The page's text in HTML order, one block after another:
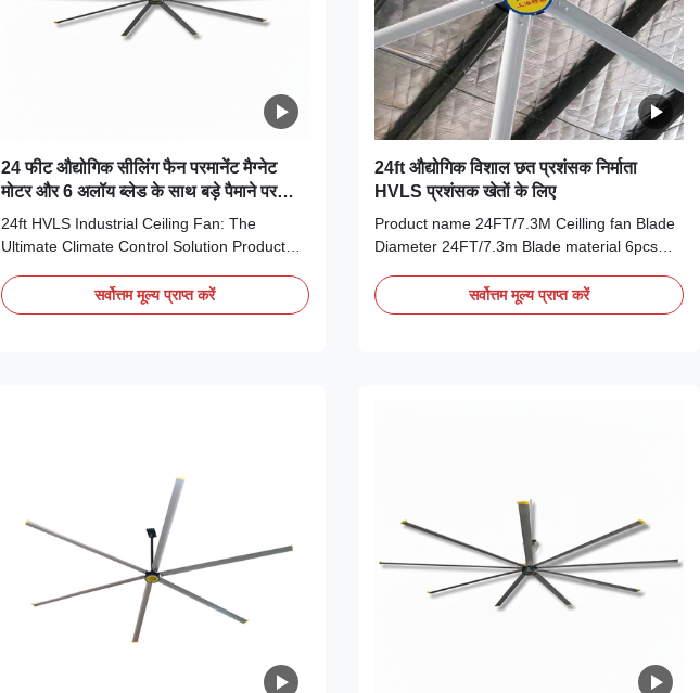
24 फीट औद्योगिक सीलिंग फैन परमानेंट मैग्नेट
मोटर और 6 अलॉय ब्लेड के साथ बड़े पैमाने पर
वेंटिलेशन के लिए
24ft HVLS Industrial Ceiling Fan: The
Ultimate Climate Control Solution Product
Volume, Low Speed) industrial ceiling fan is
the premier cooling and ventilation solution
सर्वोत्तम मूल्य प्राप्त करें
24ft औद्योगिक विशाल छत प्रशंसक निर्माता
HVLS प्रशंसक खेतों के लिए
Product name 24FT/7.3M Ceilling fan Blade
Diameter 24FT/7.3m Blade material 6pcs
brushless DC motor Max Airflow
14300m³/min Coverage Area 1400m²
सर्वोत्तम मूल्य प्राप्त करें